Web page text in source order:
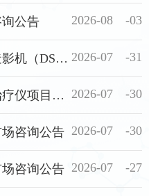
公告 03
2026-08
重钢总医院数字减影血管造影机（DSA）采购项目招标公告 31
2026-07
重钢总医院电子生物反馈治疗仪项目成交结果公示 30
2026-07
咨询公告 30
2026-07
咨询公告 27
2026-07